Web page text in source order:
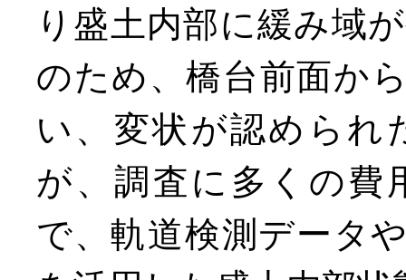
り盛土内部に緩み域
のため、橋台前面か
い、変状が認められ
が、調査に多くの費
で、軌道検測データ